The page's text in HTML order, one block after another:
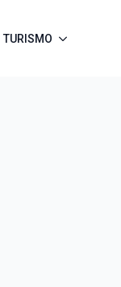
TURISMO